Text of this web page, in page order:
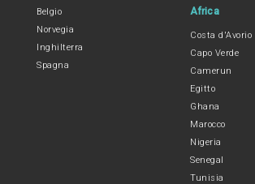
Belgio
Norvegia
Inghilterra
Spagna
Africa
Costa d'Avorio
Capo Verde
Camerun
Egitto
Ghana
Marocco
Nigeria
Senegal
Tunisia